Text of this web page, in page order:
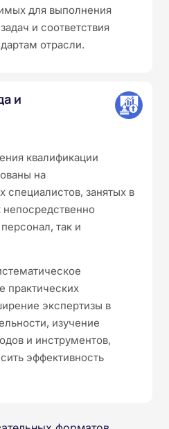
для выполнения
и соответствия
отрасли.
и
квалификации
на
специалистов, занятых в
непосредственно
так и
практических
экспертизы в
изучение
и инструментов,
эффективность